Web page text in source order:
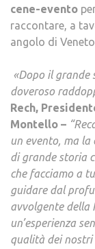
cene-evento
raccontare, a
angolo di
«Dopo il grande
doveroso
Rech,
Montello –
un evento, ma
di grande storia
che facciamo a
guidare dal
avvolgente della
un’esperienza
qualità dei